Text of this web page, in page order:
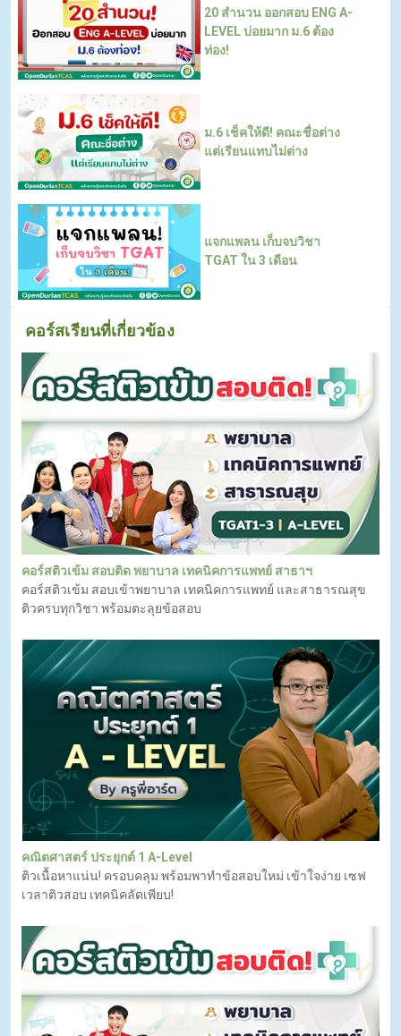
20 สำนวน ออกสอบ ENG A-
LEVEL บ่อยมาก ม.6 ต้อง
ท่อง!
ม.6 เช็คให้ดี! คณะชื่อต่าง
แต่เรียนแทบไม่ต่าง
แจกแพลน เก็บจบวิชา
TGAT ใน 3 เดือน
คอร์สเรียนที่เกี่ยวข้อง
คอร์สติวเข้ม สอบติด พยาบาล เทคนิคการแพทย์ สาธาฯ
คอร์สติวเข้ม สอบเข้าพยาบาล เทคนิคการแพทย์ และสาธารณสุข
ติวครบทุกวิชา พร้อมตะลุยข้อสอบ
คณิตศาสตร์ ประยุกต์ 1 A-Level
ติวเนื้อหาแน่น! ครอบคลุม พร้อมพาทำข้อสอบใหม่ เข้าใจง่าย เซฟ
เวลาติวสอบ เทคนิคลัดเพียบ!